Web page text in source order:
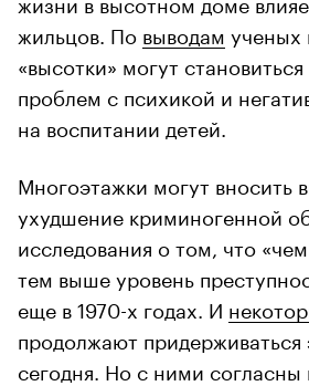
жильцов. По выводам
«высотки» могут
проблем с психикой и
на воспитании детей.
Многоэтажки могут вносить
ухудшение криминогенной
исследования о том, что
тем выше уровень
еще в 1970-х годах. И
продолжают придерживаться
сегодня. Но с ними согласны